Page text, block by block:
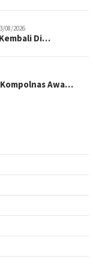
08/2026
Di…
Awa…